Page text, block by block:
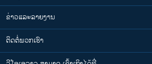
ຂ່າວແລະລາຍງານ
ຕິດຕໍ່ພວກເຮົາ